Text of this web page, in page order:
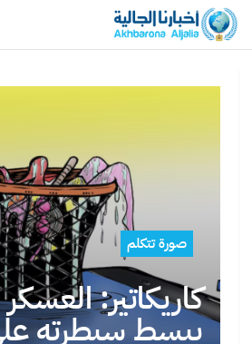
صورة تتكلم
كاريكاتير:
يبسط سيطرته